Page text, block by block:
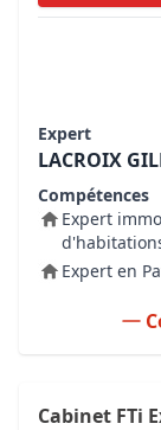
Expert
LACROIX
Compétences
Expert
Expert en
Cabinet FTi